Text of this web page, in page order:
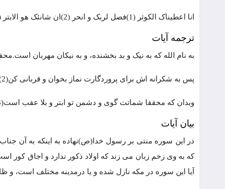
انا اعطیناک الکوثر (1)فصل لربک و انحر (2)ان شانئک هو الابتر (3)
ترجمه آیات
به نام الله که به نیک و بد بخشنده، و به نیکان مهربان
پس به شکرانه اش برای پروردگارت نماز بخوان و قربانی کن(2).
وبدان که محققا شماتت گوی و دشمن تو ابتر و بلا عقب است(3).
بیان آیات
در این سوره منتی بر رسول خدا(ص)نهاده به اینکه به آن
که به وی زخم زبان می زند که اولاد ذکور ندارد و اجاق کور
آیا این سوره در مکه نازل شده و یا درمدینه مختلف است،